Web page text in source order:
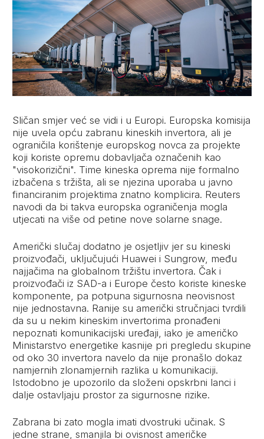
Sličan smjer već se vidi i u Europi. Europska komisija
nije uvela opću zabranu kineskih invertora, ali je
ograničila korištenje europskog novca za projekte
koji koriste opremu dobavljača označenih kao
"visokorizični". Time kineska oprema nije formalno
izbačena s tržišta, ali se njezina uporaba u javno
financiranim projektima znatno komplicira. Reuters
navodi da bi takva europska ograničenja mogla
utjecati na više od petine nove solarne snage.
Američki slučaj dodatno je osjetljiv jer su kineski
proizvođači, uključujući Huawei i Sungrow, među
najjačima na globalnom tržištu invertora. Čak i
proizvođači iz SAD-a i Europe često koriste kineske
komponente, pa potpuna sigurnosna neovisnost
nije jednostavna. Ranije su američki stručnjaci tvrdili
da su u nekim kineskim invertorima pronađeni
nepoznati komunikacijski uređaji, iako je američko
Ministarstvo energetike kasnije pri pregledu skupine
od oko 30 invertora navelo da nije pronašlo dokaz
namjernih zlonamjernih razlika u komunikaciji.
Istodobno je upozorilo da složeni opskrbni lanci i
dalje ostavljaju prostor za sigurnosne rizike.
Zabrana bi zato mogla imati dvostruki učinak. S
jedne strane, smanjila bi ovisnost američke